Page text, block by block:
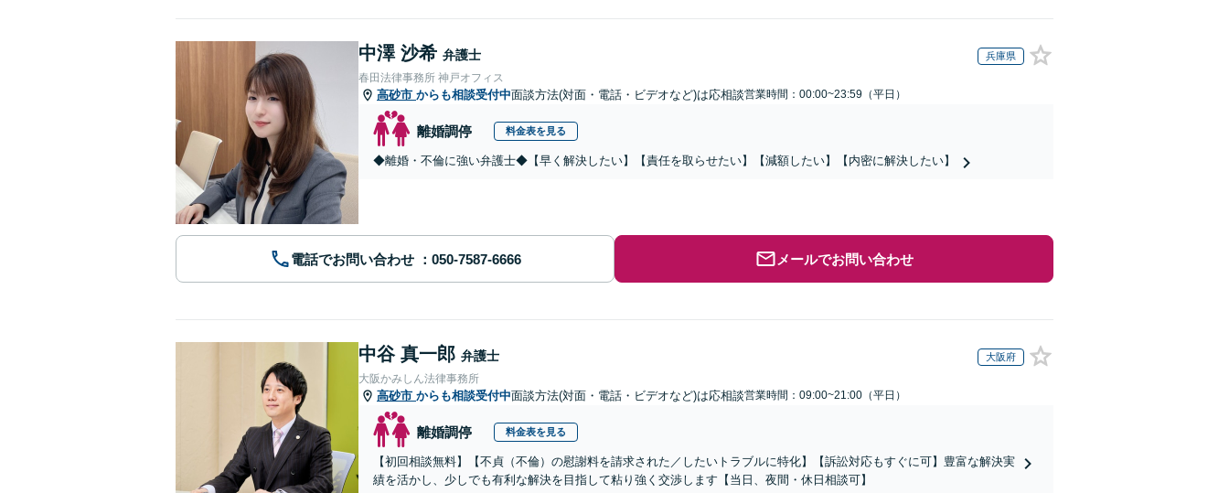
中澤 沙希 弁護士 兵庫県
春田法律事務所 神戸オフィス
高砂市 からも相談受付中面談方法(対面・電話・ビデオなど)は応相談営業時間：00:00~23:59（平日）
離婚調停 料金表を見る
◆離婚・不倫に強い弁護士◆【早く解決したい】【責任を取らせたい】【減額したい】【内密に解決したい】
電話でお問い合わせ メールでお問い合わせ
中谷 真一郎 弁護士 大阪府
大阪かみしん法律事務所
高砂市 からも相談受付中面談方法(対面・電話・ビデオなど)は応相談営業時間：09:00~21:00（平日）
離婚調停 料金表を見る
【初回相談無料】【不貞（不倫）の慰謝料を請求された／したいトラブルに特化】【訴訟対応もすぐに可】豊富な解決実
績を活かし、少しでも有利な解決を目指して粘り強く交渉します【当日、夜間・休日相談可】